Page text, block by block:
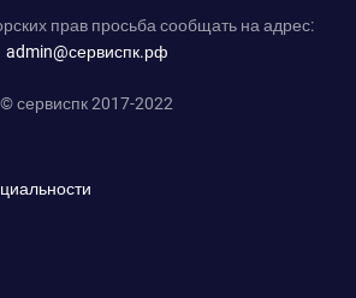
прав просьба сообщать на адрес:
admin@сервиспк.рф
© сервиспк 2017-2022